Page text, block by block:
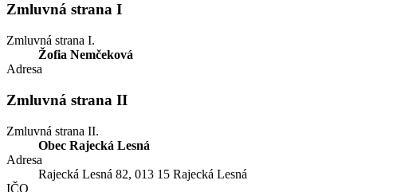
Zmluvná strana I
Zmluvná strana I.
Žofia Nemčeková
Adresa
Zmluvná strana II
Zmluvná strana II.
Obec Rajecká Lesná
Adresa
Rajecká Lesná 82, 013 15 Rajecká Lesná
IČO